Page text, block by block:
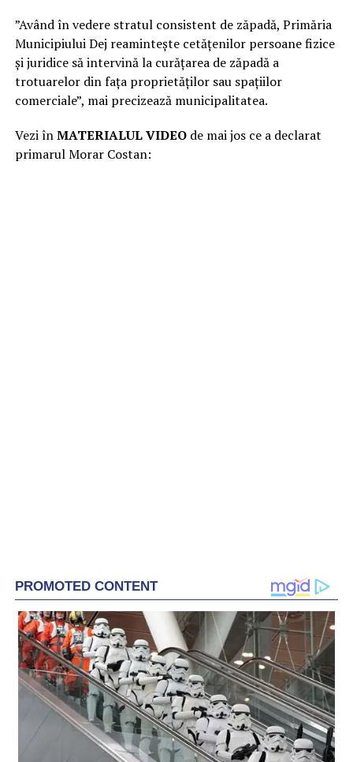
”Având în vedere stratul consistent de zăpadă, Primăria
Municipiului Dej reamintește cetățenilor persoane fizice
și juridice să intervină la curățarea de zăpadă a
trotuarelor din fața proprietăților sau spațiilor
comerciale”, mai precizează municipalitatea.
Vezi înMATERIALUL VIDEOde mai jos ce a declarat
primarul Morar Costan: